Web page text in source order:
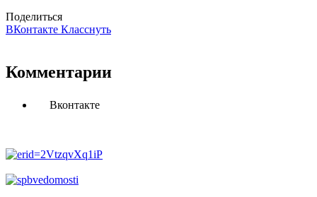
Поделиться
ВКонтакте Класснуть
Комментарии
Вконтакте